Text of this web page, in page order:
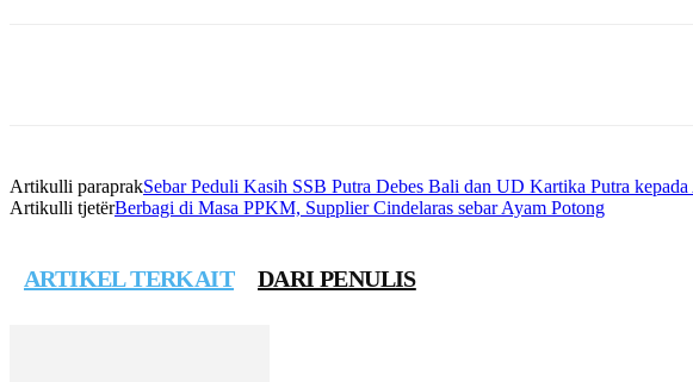
Artikulli paraprakSebar Peduli Kasih SSB Putra Debes Bali dan UD Kartika Putra
Artikulli tjetërBerbagi di Masa PPKM, Supplier Cindelaras sebar Ayam Potong
ARTIKEL TERKAIT DARI PENULIS